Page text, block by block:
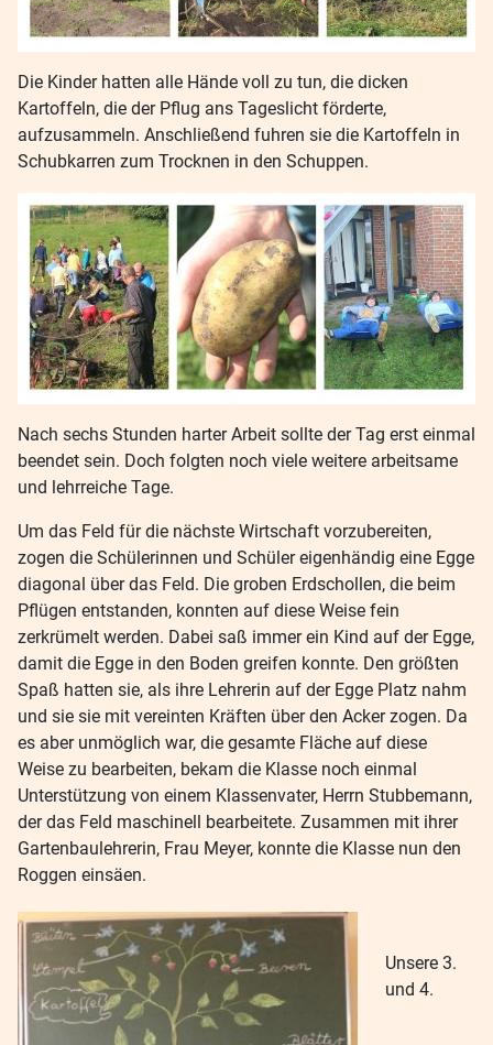
Die Kinder hatten alle Hände voll zu tun, die dicken
Kartoffeln, die der Pflug ans Tageslicht förderte,
aufzusammeln. Anschließend fuhren sie die Kartoffeln in
Schubkarren zum Trocknen in den Schuppen.
Nach sechs Stunden harter Arbeit sollte der Tag erst einmal
beendet sein. Doch folgten noch viele weitere arbeitsame
und lehrreiche Tage.
Um das Feld für die nächste Wirtschaft vorzubereiten,
zogen die Schülerinnen und Schüler eigenhändig eine Egge
diagonal über das Feld. Die groben Erdschollen, die beim
Pflügen entstanden, konnten auf diese Weise fein
zerkrümelt werden. Dabei saß immer ein Kind auf der Egge,
damit die Egge in den Boden greifen konnte. Den größten
Spaß hatten sie, als ihre Lehrerin auf der Egge Platz nahm
und sie sie mit vereinten Kräften über den Acker zogen. Da
es aber unmöglich war, die gesamte Fläche auf diese
Weise zu bearbeiten, bekam die Klasse noch einmal
Unterstützung von einem Klassenvater, Herrn Stubbemann,
der das Feld maschinell bearbeitete. Zusammen mit ihrer
Gartenbaulehrerin, Frau Meyer, konnte die Klasse nun den
Roggen einsäen.
Unsere 3.
und 4.